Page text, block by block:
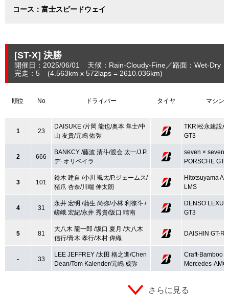
コース：富士スピードウェイ
[ST-X] 決勝
開催日：2025/06/01 天候：Rain-Cloudy-Fine 路面：Wet-Dry
完走：5
(4.563km x 572laps = 2610.036km)
順位 No ドライバー タイヤ マシン
1 23
DAISUKE /片岡 龍也/奥本 隼士/中
山 友貴/元嶋 佑弥
TKRI松永建設
GT3
2 666
BANKCY /藤波 清斗/渡会 太一/J.P.
デ･オリベイラ
seven × seven
PORSCHE
3 101
鈴木 建自 /小川 颯太/P.ジェームス/
猪爪 杏奈/川端 伸太朗
Hitotsuyama
LMS
4 31
永井 宏明 /蒲生 尚弥/小林 利徠斗 /
嵯峨 宏紀/永井 秀貴/阪口 晴南
DENSO
GT3
5 81
大八木 龍一郎 /坂口 夏月 /大八木
信行/青木 孝行/木村 偉織
DAISHIN GT-R
- 33
LEE JEFFREY /太田 格之進/Chen
Dean/Tom Kalender/元嶋 成弥
Craft-Bamboo
Mercedes-AMG
さらに見る